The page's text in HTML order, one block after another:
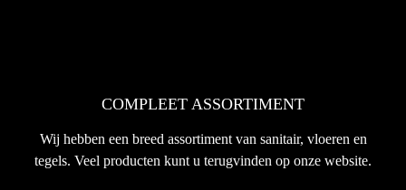
COMPLEET ASSORTIMENT
Wij hebben een breed assortiment van sanitair, vloeren en
tegels. Veel producten kunt u terugvinden op onze website.